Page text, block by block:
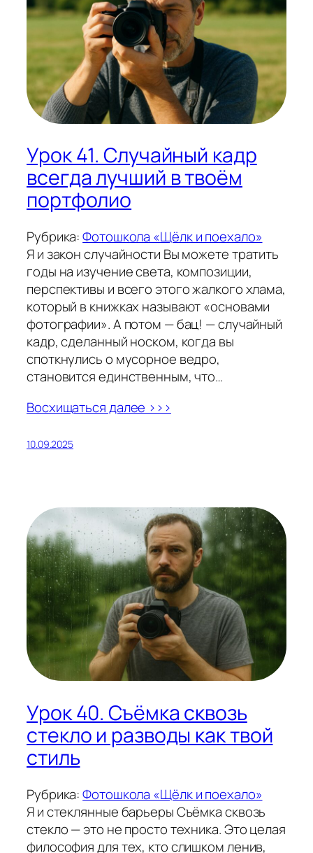
Урок 41. Случайный кадр
всегда лучший в твоём
портфолио
Рубрика:Фотошкола «Щёлк и поехало»
Я и закон случайности Вы можете тратить
годы на изучение света, композиции,
перспективы и всего этого жалкого хлама,
который в книжках называют «основами
фотографии». А потом — бац! — случайный
кадр, сделанный носком, когда вы
споткнулись о мусорное ведро,
становится единственным, что…
Восхищаться далее >>>
10.09.2025
Урок 40. Съёмка сквозь
стекло и разводы как твой
стиль
Рубрика:Фотошкола «Щёлк и поехало»
Я и стеклянные барьеры Съёмка сквозь
стекло — это не просто техника. Это целая
философия для тех, кто слишком ленив,